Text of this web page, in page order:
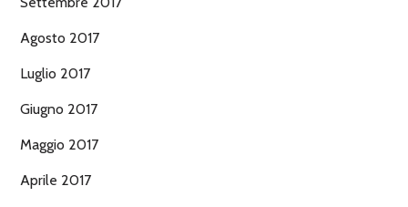
Agosto 2017
Luglio 2017
Giugno 2017
Maggio 2017
Aprile 2017